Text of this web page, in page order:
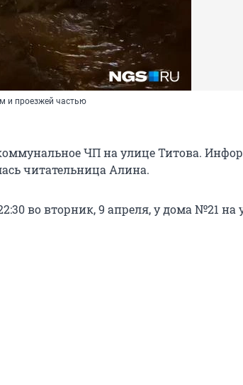
и проезжей частью
ЧП на улице Титова.
читательница Алина.
во вторник, 9 апреля, у дома №21 на